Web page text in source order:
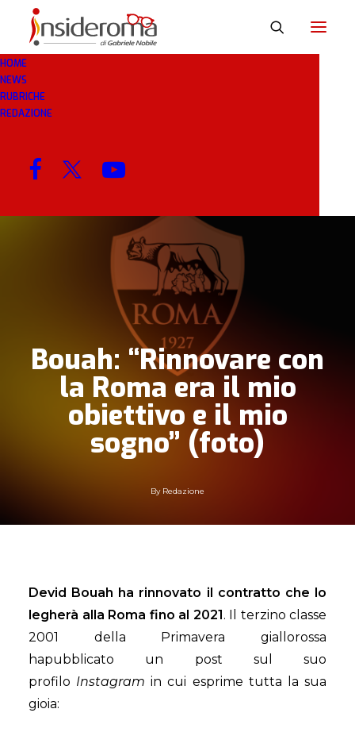
HOME
NEWS
RUBRICHE
REDAZIONE
10 GEN 2019
Bouah: “Rinnovare con
la Roma era il mio
obiettivo e il mio
sogno” (foto)
By Redazione
Devid Bouah ha rinnovato il contratto che lo
legherà alla Roma fino al 2021. Il terzino classe
2001 della Primavera giallorossa
hapubblicato un post sul suo
profilo Instagramin cui esprime tutta la sua
gioia: